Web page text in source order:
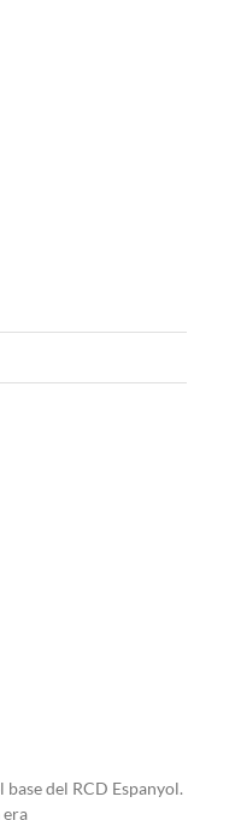
del RCD Espanyol.
era